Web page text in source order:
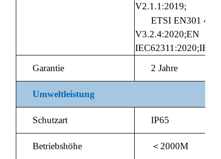
V2.1.1:2019;
ETSI EN301
V3.2.4:2020;EN
Garantie
2 Jahre
Umweltleistung
Schutzart IP65
Betriebshöhe ＜2000M